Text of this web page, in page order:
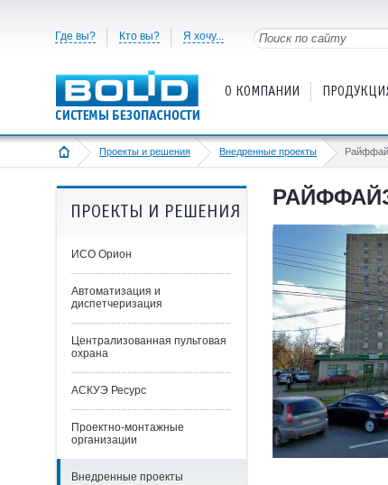
Где вы? Кто вы? Я хочу...
О КОМПАНИИ
Проекты и решения Внедренные проекты
ПРОЕКТЫ И РЕШЕНИЯ
ИСО Орион
Автоматизация и
диспетчеризация
Централизованная пультовая
охрана
АСКУЭ Ресурс
Проектно-монтажные
организации
Внедренные проекты